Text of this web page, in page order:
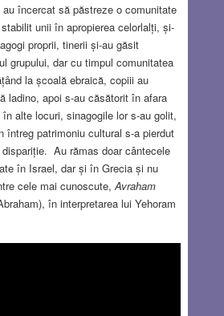
încercat să păstreze o comunitate
unii în apropierea celorlalți, și-
proprii, tinerii și-au găsit
grupului, dar cu timpul comunitatea
la școală ebraică, copiii au
ladino, apoi s-au căsătorit în afara
alte locuri, sinagogile lor s-au golit,
patrimoniu cultural s-a pierdut
Au rămas doar cântecele
în Israel, dar și în Grecia și nu
cele mai cunoscute,Avraham
în interpretarea lui Yehoram